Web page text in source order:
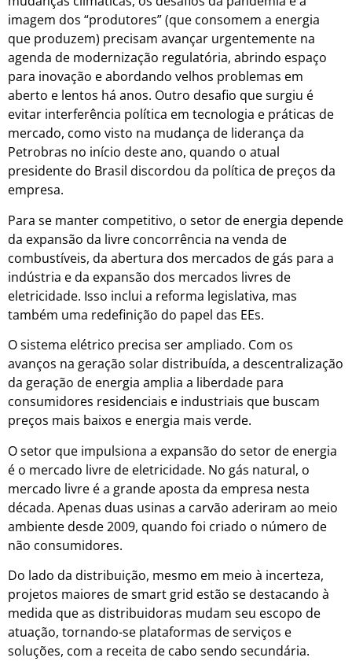
imagem dos “produtores” (que consomem a energia
que produzem) precisam avançar urgentemente na
agenda de modernização regulatória, abrindo espaço
para inovação e abordando velhos problemas em
aberto e lentos há anos. Outro desafio que surgiu é
evitar interferência política em tecnologia e práticas de
mercado, como visto na mudança de liderança da
Petrobras no início deste ano, quando o atual
presidente do Brasil discordou da política de preços da
empresa.
Para se manter competitivo, o setor de energia depende
da expansão da livre concorrência na venda de
combustíveis, da abertura dos mercados de gás para a
indústria e da expansão dos mercados livres de
eletricidade. Isso inclui a reforma legislativa, mas
também uma redefinição do papel das EEs.
O sistema elétrico precisa ser ampliado. Com os
avanços na geração solar distribuída, a descentralização
da geração de energia amplia a liberdade para
consumidores residenciais e industriais que buscam
preços mais baixos e energia mais verde.
O setor que impulsiona a expansão do setor de energia
é o mercado livre de eletricidade. No gás natural, o
mercado livre é a grande aposta da empresa nesta
década. Apenas duas usinas a carvão aderiram ao meio
ambiente desde 2009, quando foi criado o número de
não consumidores.
Do lado da distribuição, mesmo em meio à incerteza,
projetos maiores de smart grid estão se destacando à
medida que as distribuidoras mudam seu escopo de
atuação, tornando-se plataformas de serviços e
soluções, com a receita de cabo sendo secundária.